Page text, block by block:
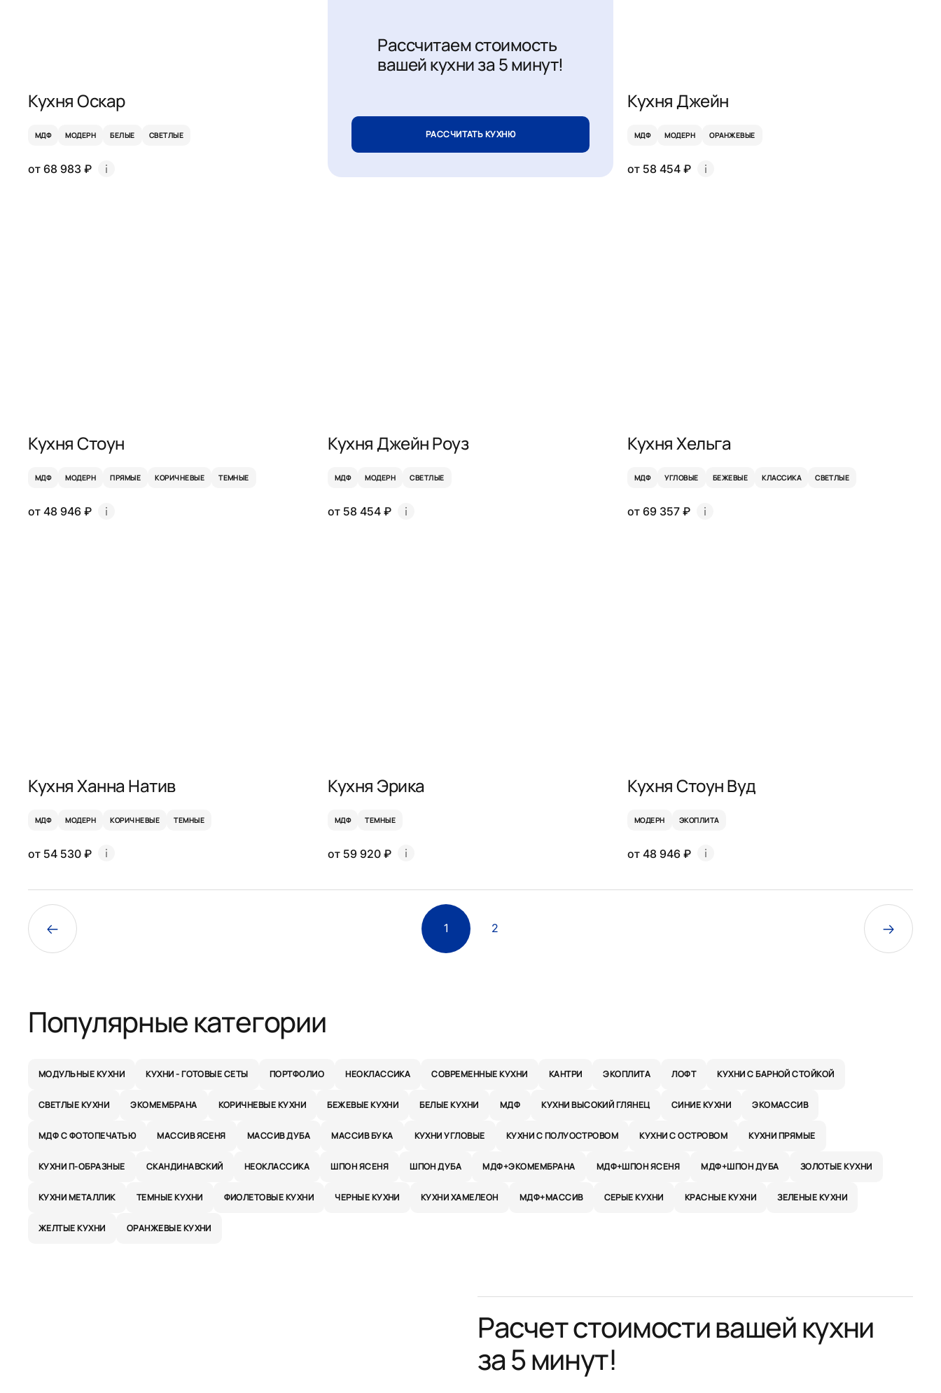
Кухня Оскар
МДФ МОДЕРН БЕЛЫЕ СВЕТЛЫЕ
от 68 983 ₽
Рассчитаем стоимость
вашей кухни за 5 минут!
РАССЧИТАТЬ КУХНЮ
Кухня Джейн
МДФ МОДЕРН ОРАНЖЕВЫЕ
от 58 454 ₽
Кухня Стоун
МДФ МОДЕРН ПРЯМЫЕ КОРИЧНЕВЫЕ ТЕМНЫЕ
от 48 946 ₽
Кухня Джейн Роуз
МДФ МОДЕРН СВЕТЛЫЕ
от 58 454 ₽
Кухня Хельга
МДФ УГЛОВЫЕ БЕЖЕВЫЕ КЛАССИКА СВЕТЛЫЕ
от 69 357 ₽
Кухня Ханна Натив
МДФ МОДЕРН КОРИЧНЕВЫЕ ТЕМНЫЕ
от 54 530 ₽
Кухня Эрика
МДФ ТЕМНЫЕ
от 59 920 ₽
Кухня Стоун Вуд
МОДЕРН ЭКОПЛИТА
от 48 946 ₽
1 2
Популярные категории
МОДУЛЬНЫЕ КУХНИ КУХНИ - ГОТОВЫЕ СЕТЫ ПОРТФОЛИО НЕОКЛАССИКА СОВРЕМЕННЫЕ КУХНИ КАНТРИ ЭКОПЛИТА ЛОФТ КУХНИ С БАРНОЙ СТОЙКОЙ
СВЕТЛЫЕ КУХНИ ЭКОМЕМБРАНА КОРИЧНЕВЫЕ КУХНИ БЕЖЕВЫЕ КУХНИ БЕЛЫЕ КУХНИ МДФ КУХНИ ВЫСОКИЙ ГЛЯНЕЦ СИНИЕ КУХНИ ЭКОМАССИВ
МДФ С ФОТОПЕЧАТЬЮ МАССИВ ЯСЕНЯ МАССИВ ДУБА МАССИВ БУКА КУХНИ УГЛОВЫЕ КУХНИ С ПОЛУОСТРОВОМ КУХНИ С ОСТРОВОМ КУХНИ ПРЯМЫЕ
КУХНИ П-ОБРАЗНЫЕ СКАНДИНАВСКИЙ НЕОКЛАССИКА ШПОН ЯСЕНЯ ШПОН ДУБА МДФ+ЭКОМЕМБРАНА МДФ+ШПОН ЯСЕНЯ МДФ+ШПОН ДУБА ЗОЛОТЫЕ КУХНИ
КУХНИ МЕТАЛЛИК ТЕМНЫЕ КУХНИ ФИОЛЕТОВЫЕ КУХНИ ЧЕРНЫЕ КУХНИ КУХНИ ХАМЕЛЕОН МДФ+МАССИВ СЕРЫЕ КУХНИ КРАСНЫЕ КУХНИ ЗЕЛЕНЫЕ КУХНИ
ЖЕЛТЫЕ КУХНИ ОРАНЖЕВЫЕ КУХНИ
Расчет стоимости вашей кухни
за 5 минут!